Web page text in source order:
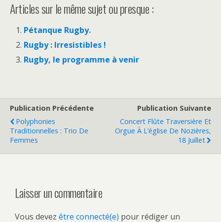
Articles sur le même sujet ou presque :
Pétanque Rugby.
Rugby : Irresistibles !
Rugby, le programme à venir
Publication Précédente
Polyphonies
Traditionnelles : Trio De
Femmes
Publication Suivante
Concert Flûte Traversière Et
Orgue À L’église De Nozières,
18 Juillet
Laisser un commentaire
Vous devez être connecté(e) pour rédiger un